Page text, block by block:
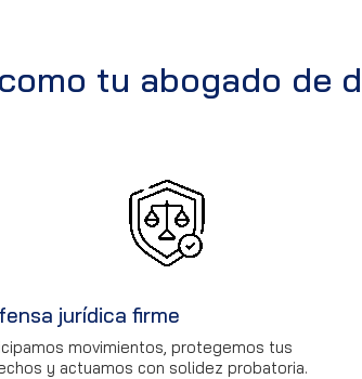
tu abogado de
jurídica firme
movimientos, protegemos tus
y actuamos con solidez probatoria.